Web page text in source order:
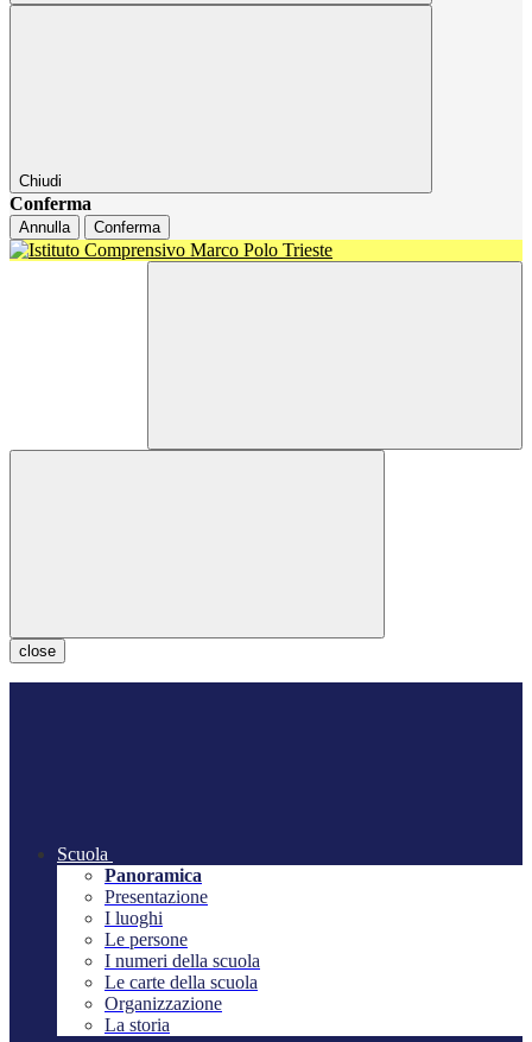
Chiudi
Conferma
Annulla Conferma
close
Scuola
Panoramica
Presentazione
I luoghi
Le persone
I numeri della scuola
Le carte della scuola
Organizzazione
La storia